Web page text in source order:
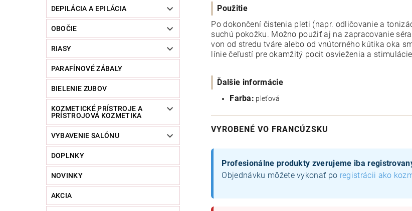
DEPILÁCIA A EPILÁCIA
OBOČIE
RIASY
PARAFÍNOVÉ ZÁBALY
BIELENIE ZUBOV
KOZMETICKÉ PRÍSTROJE A
PRÍSTROJOVÁ KOZMETIKA
VYBAVENIE SALÓNU
DOPLNKY
NOVINKY
AKCIA
Použitie
Po dokončení čistenia pleti (napr. odličovanie a
suchú pokožku. Možno použiť aj na zapracovanie
von od stredu tváre alebo od vnútorného kútika oka
línie čeľustí pre okamžitý pocit osvieženia a
Ďalšie informácie
Farba: pleťová
VYROBENÉ VO FRANCÚZSKU
Profesionálne produkty zverujeme iba
Objednávku môžete vykonať po registrácii ako